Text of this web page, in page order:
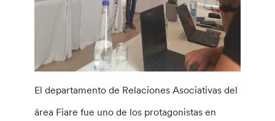
El departamento de Relaciones Asociativas del
área Fiare fue uno de los protagonistas en